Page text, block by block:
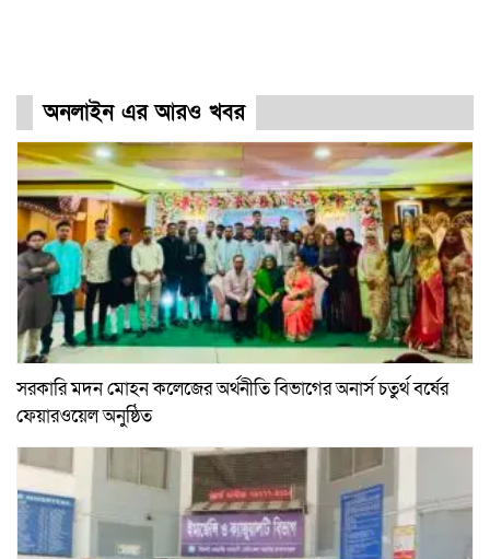
অনলাইন এর আরও খবর
সরকারি মদন মোহন কলেজের অর্থনীতি বিভাগের অনার্স চতুর্থ বর্ষের
ফেয়ারওয়েল অনুষ্ঠিত